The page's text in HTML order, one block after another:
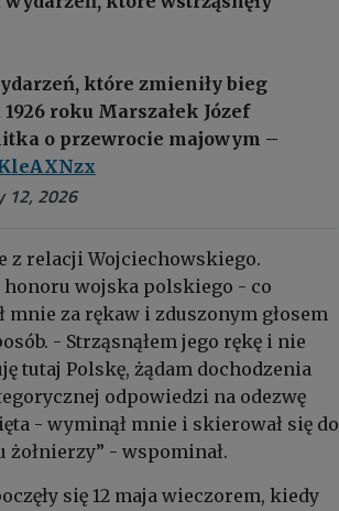
które zmieniły bieg
roku Marszałek Józef
o przewrocie majowym –
12, 2026
z relacji Wojciechowskiego.
honoru wojska polskiego - co
za rękaw i zduszonym głosem
- Strząsnąłem jego rękę i nie
tutaj Polskę, żądam dochodzenia
odpowiedzi na odezwę
- wyminął mnie i skierował się do
- wspominał.
się 12 maja wieczorem, kiedy